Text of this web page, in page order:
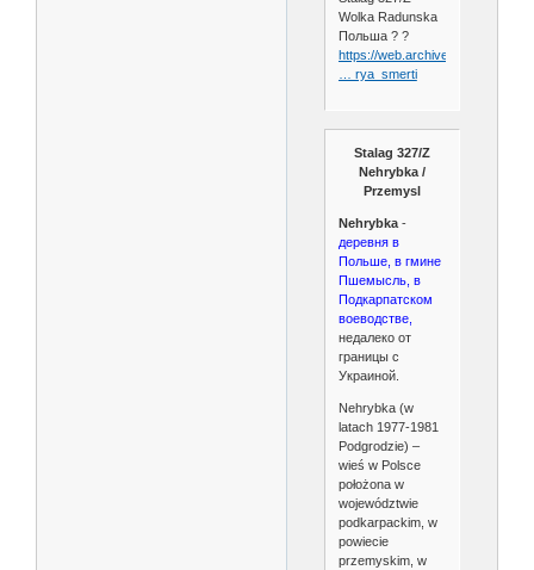
Wolka Radunska
Польша ? ?
https://web.archive.org/web/
… rya_smerti
Stalag 327/Z
Nehrybka /
Przemysl
Nehrybka-
деревня в
Польше, в гмине
Пшемысль, в
Подкарпатском
воеводстве,
недалеко от
границы с
Украиной.
Nehrybka (w
latach 1977-1981
Podgrodzie) –
wieś w Polsce
położona w
województwie
podkarpackim, w
powiecie
przemyskim, w